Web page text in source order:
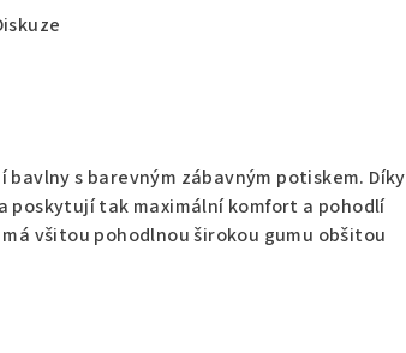
s barevným zábavným potiskem. Díky
poskytují tak maximální komfort a pohodlí
všitou pohodlnou širokou gumu obšitou